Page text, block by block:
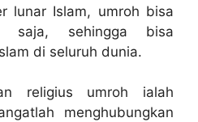
lunar Islam, umroh bisa
saja, sehingga bisa
di seluruh dunia.
religius umroh ialah
menghubungkan